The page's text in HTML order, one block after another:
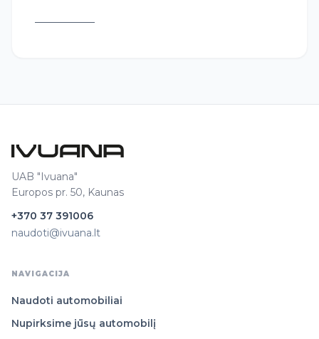
UAB "Ivuana"
Europos pr. 50, Kaunas
+370 37 391006
naudoti@ivuana.lt
NAVIGACIJA
Naudoti automobiliai
Nupirksime jūsų automobilį